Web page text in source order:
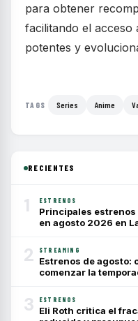
para obtener
facilitando el acceso
potentes y
TAGS Series Anime
RECIENTES
1 ESTRENOS
Principales estrenos
en agosto 2026 en
2 STREAMING
Estrenos de agosto:
comenzar la
3 ESTRENOS
Eli Roth critica el